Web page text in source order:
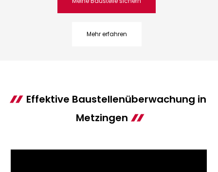
Mehr erfahren
Effektive Baustellenüberwachung in
Metzingen